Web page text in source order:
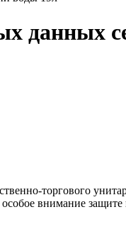
данных
торгового
особое внимание